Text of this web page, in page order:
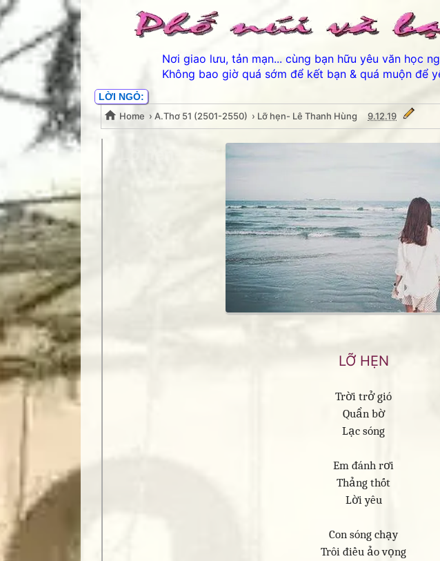
Nơi giao lưu, tản mạn... cùng bạn hữu yêu văn học
Không bao giờ quá sớm để kết bạn & quá muộn để
LỜI NGỎ:
Home › A.Thơ 51 (2501-2550) › Lỡ hẹn- Lê Thanh Hùng 9.12.19
Lỡ hẹn- Lê Thanh Hùng
LỠ HẸN
Trời trở gió
Quẩn bờ
Lạc sóng
Em đánh rơi
Thảng thốt
Lời yêu
Con sóng chạy
Trôi điều ảo vọng